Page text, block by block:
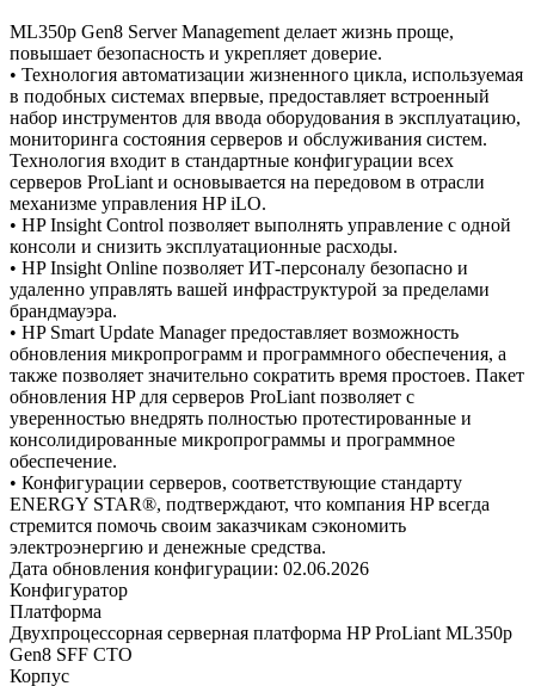
ML350p Gen8 Server Management делает жизнь проще,
повышает безопасность и укрепляет доверие.
• Технология автоматизации жизненного цикла, используемая
в подобных системах впервые, предоставляет встроенный
набор инструментов для ввода оборудования в эксплуатацию,
мониторинга состояния серверов и обслуживания систем.
Технология входит в стандартные конфигурации всех
серверов ProLiant и основывается на передовом в отрасли
механизме управления HP iLO.
• HP Insight Control позволяет выполнять управление с одной
консоли и снизить эксплуатационные расходы.
• HP Insight Online позволяет ИТ-персоналу безопасно и
удаленно управлять вашей инфраструктурой за пределами
брандмауэра.
• HP Smart Update Manager предоставляет возможность
обновления микропрограмм и программного обеспечения, а
также позволяет значительно сократить время простоев. Пакет
обновления HP для серверов ProLiant позволяет с
уверенностью внедрять полностью протестированные и
консолидированные микропрограммы и программное
обеспечение.
• Конфигурации серверов, соответствующие стандарту
ENERGY STAR®, подтверждают, что компания HP всегда
стремится помочь своим заказчикам сэкономить
электроэнергию и денежные средства.
Дата обновления конфигурации: 02.06.2026
Конфигуратор
Платформа
Двухпроцессорная серверная платформа HP ProLiant ML350p
Gen8 SFF CTO
Корпус